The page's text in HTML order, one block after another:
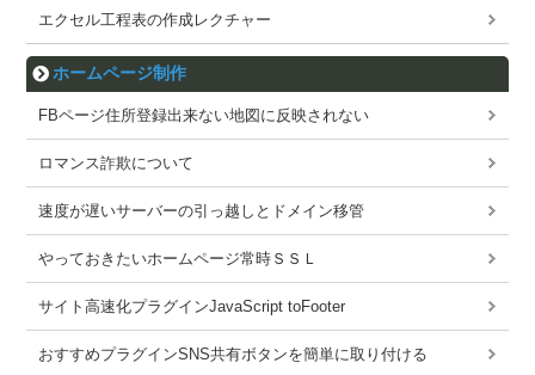
エクセル工程表の作成レクチャー
ホームページ制作
FBページ住所登録出来ない地図に反映されない
ロマンス詐欺について
速度が遅いサーバーの引っ越しとドメイン移管
やっておきたいホームページ常時ＳＳＬ
サイト高速化プラグインJavaScript toFooter
おすすめプラグインSNS共有ボタンを簡単に取り付ける